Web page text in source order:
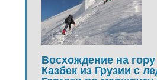
Восхождение на гору
Казбек из Грузии с